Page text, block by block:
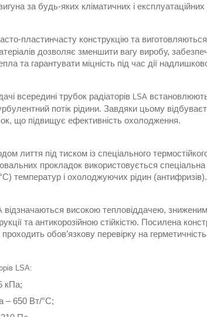
за будь-яких кліматичних і
пластинчасту конструкцію та
дозволяє зменшити вагу виробу,
та гарантувати міцність під час дії
всередині трубок радіаторів LSA
потік рідини. Завдяки цьому
що підвищує ефективність охолодження.
лиття під тиском із спеціального
прокладок використовується спеціальна
температур і охолоджуючих рідин (антифризів).
відзначаються високою тепловіддачею, зниженим
та антикорозійною стійкістю. Посилена
проходить обов’язкову перевірку на
LSA:
кПа;
– 650 Вт/°С;